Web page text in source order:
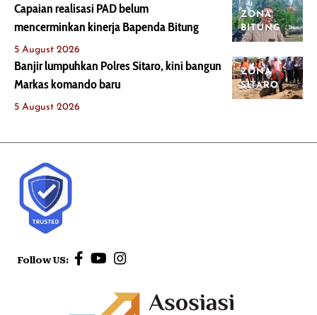
ZONA
BITUNG
Capaian realisasi PAD belum
mencerminkan kinerja Bapenda Bitung
5 August 2026
ZONA
SITARO
Banjir lumpuhkan Polres Sitaro, kini bangun
Markas komando baru
5 August 2026
Follow US: